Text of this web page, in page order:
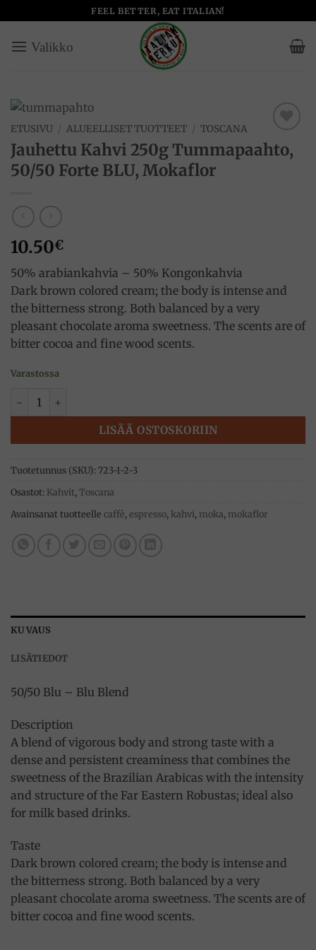
to
content
FEEL BETTER, EAT ITALIAN!
Add to
wishlist
ETUSIVU / ALUEELLISET TUOTTEET / TOSCANA
Jauhettu Kahvi 250g Tummapaahto,
50/50 Forte BLU, Mokaflor
10.50€
50% arabiankahvia – 50% Kongonkahvia
Dark brown colored cream; the body is intense and
the bitterness strong. Both balanced by a very
pleasant chocolate aroma sweetness. The scents are of
bitter cocoa and fine wood scents.
Varastossa
Jauhettu Kahvi 250g Tummapaahto, 50/50 Forte BLU,
LISÄÄ OSTOSKORIIN
Tuotetunnus (SKU): 723-1-2-3
Osastot: Kahvit, Toscana
Avainsanat tuotteelle caffè, espresso, kahvi, moka, mokaflor
KUVAUS
LISÄTIEDOT
50/50 Blu – Blu Blend
Description
A blend of vigorous body and strong taste with a
dense and persistent creaminess that combines the
sweetness of the Brazilian Arabicas with the intensity
and structure of the Far Eastern Robustas; ideal also
for milk based drinks.
Taste
Dark brown colored cream; the body is intense and
the bitterness strong. Both balanced by a very
pleasant chocolate aroma sweetness. The scents are of
bitter cocoa and fine wood scents.